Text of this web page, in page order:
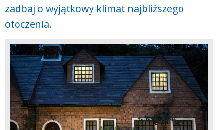
zadbaj o wyjątkowy klimat najbliższego
otoczenia.